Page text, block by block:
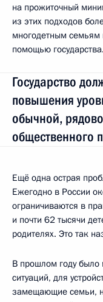
на прожиточный
из этих подходов
многодетным семьям
помощью государства.
Государство
повышения
обычной,
общественного
Ещё одна острая
Ежегодно в России
ограничиваются в
и почти 62 тысячи
родителях. Это так
В прошлом году было
ситуаций, для
замещающие семьи,